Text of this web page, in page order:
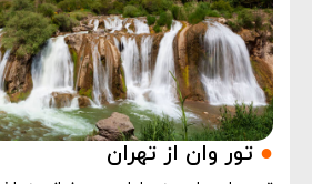
● تور وان از تهران